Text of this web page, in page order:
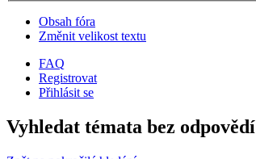
Obsah fóra
Změnit velikost textu
FAQ
Registrovat
Přihlásit se
Vyhledat témata bez odpovědí